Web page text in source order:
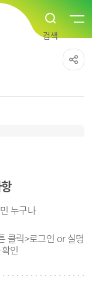
누구나
클릭>로그인 or 실명
인